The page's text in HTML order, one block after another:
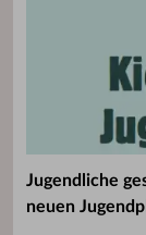
Jugendliche
neuen